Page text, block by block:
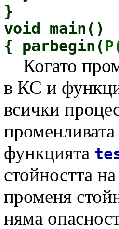
}
void main()
{ parbegin(
Когато
в КС и
всички
променливата
функцията
стойността на
променя
няма